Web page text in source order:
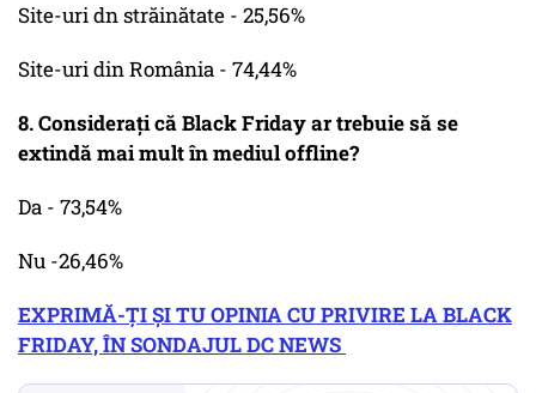
Site-uri dn străinătate - 25,56%
Site-uri din România - 74,44%
8. Considerați că Black Friday ar trebuie să se
extindă mai mult în mediul offline?
Da - 73,54%
Nu -26,46%
EXPRIMĂ-ȚI ȘI TU OPINIA CU PRIVIRE LA BLACK
FRIDAY, ÎN SONDAJUL DC NEWS